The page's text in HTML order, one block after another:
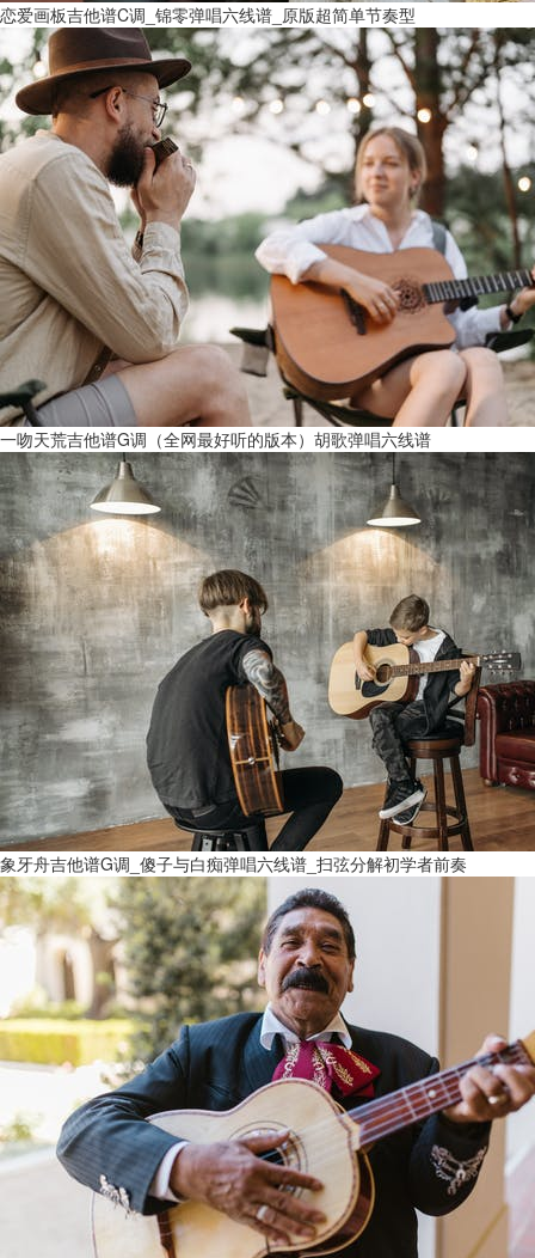
恋爱画板吉他谱C调_锦零弹唱六线谱_原版超简单节奏型
一吻天荒吉他谱G调（全网最好听的版本）胡歌弹唱六线谱
象牙舟吉他谱G调_傻子与白痴弹唱六线谱_扫弦分解初学者前奏